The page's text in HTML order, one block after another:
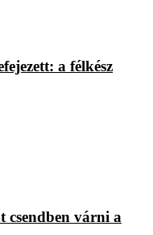
a félkész
várni a